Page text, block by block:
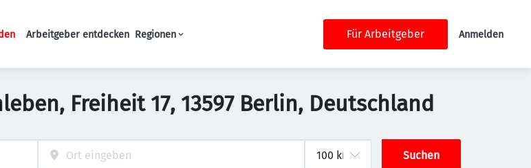
Haupt-Navigation
Arbeitgeber entdecken Regionen Für Arbeitgeber Anmelden
Freiheit 17, 13597 Berlin, Deutschland
Suchen